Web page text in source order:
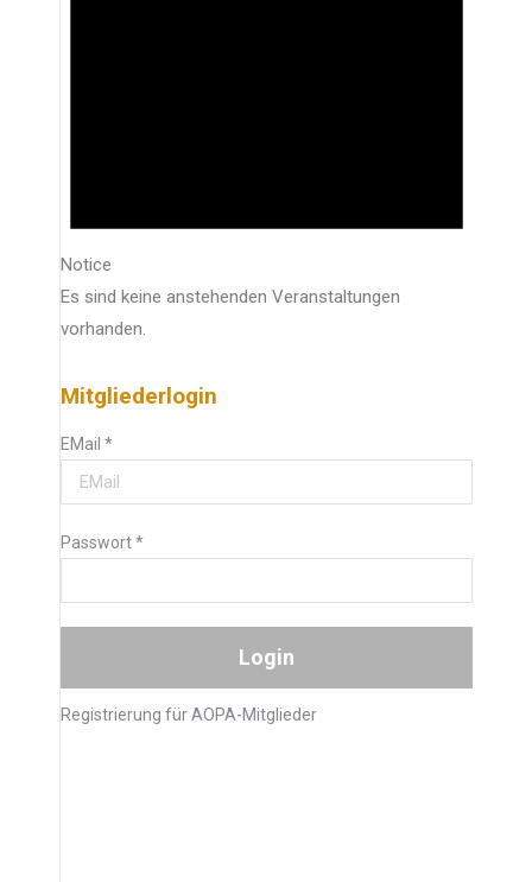
Notice
Es sind keine anstehenden Veranstaltungen
vorhanden.
Mitgliederlogin
EMail *
Passwort*
Registrierung für AOPA-Mitglieder